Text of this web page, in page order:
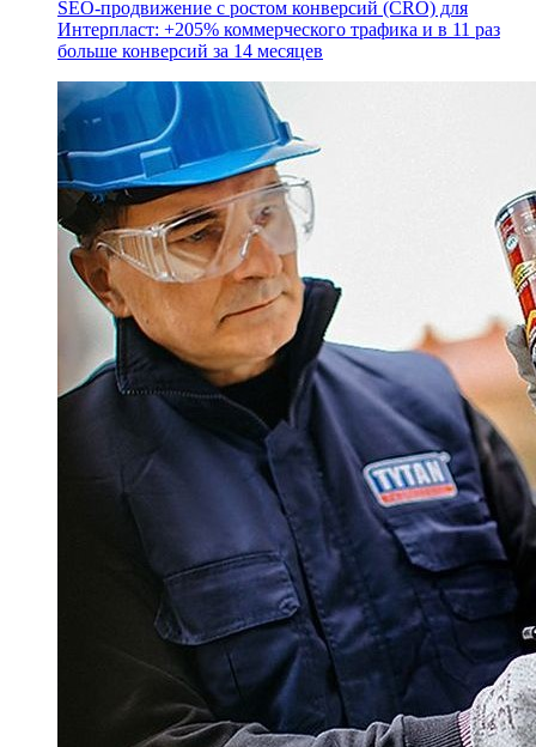
SEO-продвижение с ростом конверсий (CRO) для
Интерпласт: +205% коммерческого трафика и в 11 раз
больше конверсий за 14 месяцев